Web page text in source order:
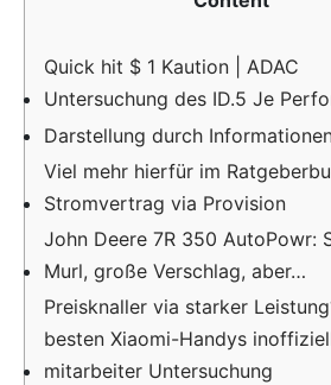
Quick hit $ 1 Kaution | ADAC
Untersuchung des ID.5 Je
Darstellung durch
Viel mehr hierfür im
Stromvertrag via Provision
John Deere 7R 350 AutoPowr:
Murl, große Verschlag, aber…
Preisknaller via starker
besten Xiaomi-Handys
mitarbeiter Untersuchung